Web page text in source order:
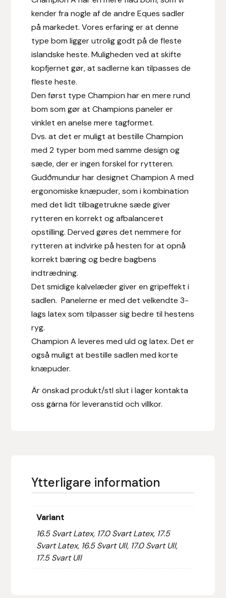
kender fra nogle af de andre Eques sadler
på markedet. Vores erfaring er at denne
type bom ligger utrolig godt på de fleste
islandske heste. Muligheden ved at skifte
kopfjernet gør, at sadlerne kan tilpasses de
fleste heste.
Den først type Champion har en mere rund
bom som gør at Champions paneler er
vinklet en anelse mere tagformet.
Dvs. at det er muligt at bestille Champion
med 2 typer bom med samme design og
sæde, der er ingen forskel for rytteren.
Gudðmundur har designet Champion A med
ergonomiske knæpuder, som i kombination
med det lidt tilbagetrukne sæde giver
rytteren en korrekt og afbalanceret
opstilling. Derved gøres det nemmere for
rytteren at indvirke på hesten for at opnå
korrekt bæring og bedre bagbens
indtrædning.
Det smidige kalvelæder giver en gripeffekt i
sadlen. Panelerne er med det velkendte 3-
lags latex som tilpasser sig bedre til hestens
ryg.
Champion A leveres med uld og latex. Det er
også muligt at bestille sadlen med korte
knæpuder.
Är önskad produkt/stl slut i lager kontakta
oss gärna för leveranstid och villkor.
Ytterligare information
Variant
16.5 Svart Latex, 17.0 Svart Latex, 17.5
Svart Latex, 16.5 Svart Ull, 17.0 Svart Ull,
17.5 Svart Ull
Hansbo Sport
Hesta Gallery
Horse Guard
HRÍMNIR
IceTack
Islandshästspecialisten
Islensk.is
J&S Saddlery
Källquist Equestrian
Karlslund
Kidka of Iceland
Klisterdekaler.se
Knights
Leovet
Metalab